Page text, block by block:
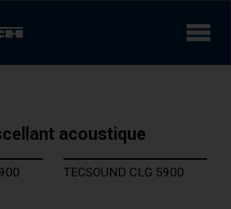
acoustique
TECSOUND CLG 5900